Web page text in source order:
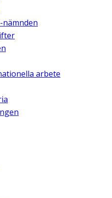
nämnden
arbete